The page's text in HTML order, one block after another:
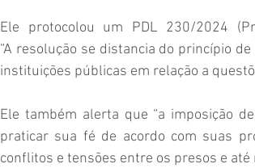
Ele protocolou um PDL 230/2024
“A resolução se distancia do princípio
instituições públicas em relação a
Ele também alerta que “a imposição
praticar sua fé de acordo com suas
conflitos e tensões entre os presos e